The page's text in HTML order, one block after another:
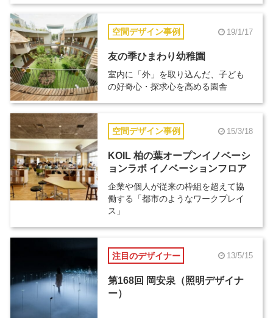
空間デザイン事例 19/1/17
友の季ひまわり幼稚園
室内に「外」を取り込んだ、子ども
の好奇心・探求心を高める園舎
空間デザイン事例 15/3/18
KOIL 柏の葉オープンイノベーシ
ョンラボ イノベーションフロア
企業や個人が従来の枠組を超えて協
働する「都市のようなワークプレイ
ス」
注目のデザイナー 13/5/15
第168回 岡安泉（照明デザイナ
ー）